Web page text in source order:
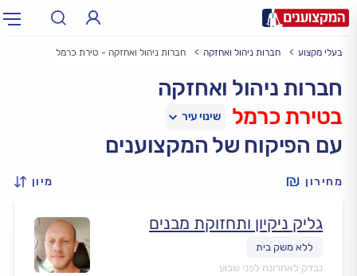
עירעיר: תל אביב, חיפה…
בעלי מקצוע חברות ניהול ואחזקה חברות ניהול ואחזקה - טירת כרמל
חברות ניהול ואחזקה
בטירת כרמל
עם הפיקוח של המקצוענים
מחירון מיון
גליק ניקיון ותחזוקת מבנים
נבדק לאחרונה לפני שבוע